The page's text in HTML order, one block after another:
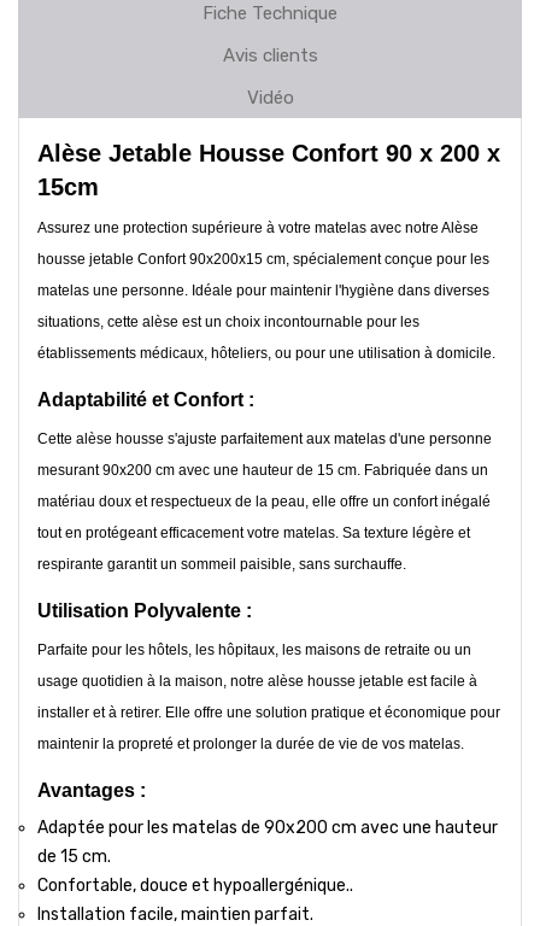
Fiche Technique
Avis clients
Vidéo
Alèse Jetable Housse Confort 90 x 200 x
15cm
Assurez une protection supérieure à votre matelas avec notre Alèse
housse jetable Confort 90x200x15 cm, spécialement conçue pour les
matelas une personne. Idéale pour maintenir l'hygiène dans diverses
situations, cette alèse est un choix incontournable pour les
établissements médicaux, hôteliers, ou pour une utilisation à domicile.
Adaptabilité et Confort :
Cette alèse housse s'ajuste parfaitement aux matelas d'une personne
mesurant 90x200 cm avec une hauteur de 15 cm. Fabriquée dans un
matériau doux et respectueux de la peau, elle offre un confort inégalé
tout en protégeant efficacement votre matelas. Sa texture légère et
respirante garantit un sommeil paisible, sans surchauffe.
Utilisation Polyvalente :
Parfaite pour les hôtels, les hôpitaux, les maisons de retraite ou un
usage quotidien à la maison, notre alèse housse jetable est facile à
installer et à retirer. Elle offre une solution pratique et économique pour
maintenir la propreté et prolonger la durée de vie de vos matelas.
Avantages :
Adaptée pour les matelas de 90x200 cm avec une hauteur
de 15 cm.
Confortable, douce et hypoallergénique..
Installation facile, maintien parfait.